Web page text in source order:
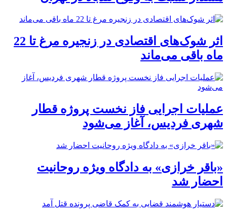
اثر شوک‌های اقتصادی در زنجیره مرغ تا 22
ماه باقی می‌ماند
عملیات اجرایی فاز نخست پروژه قطار
شهری فردیس، آغاز می‌شود
«باقر خرازی» به دادگاه ویژه روحانیت
احضار شد